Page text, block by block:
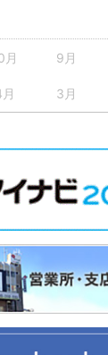
月 9月
3月